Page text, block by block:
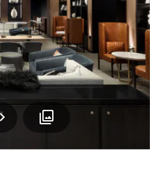
Siguiente